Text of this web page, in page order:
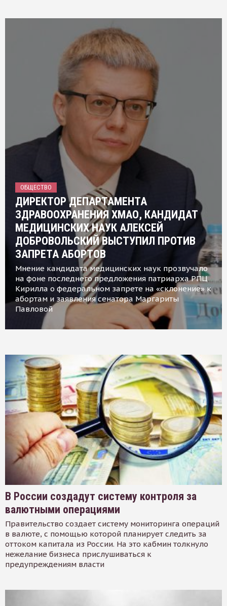
ОБЩЕСТВО
ДИРЕКТОР ДЕПАРТАМЕНТА
ЗДРАВООХРАНЕНИЯ ХМАО, КАНДИДАТ
МЕДИЦИНСКИХ НАУК АЛЕКСЕЙ
ДОБРОВОЛЬСКИЙ ВЫСТУПИЛ ПРОТИВ
ЗАПРЕТА АБОРТОВ
Мнение кандидата медицинских наук прозвучало
на фоне последнего предложения патриарха РПЦ
Кирилла о федеральном запрете на «склонение» к
абортам и заявления сенатора Маргариты
Павловой
В России создадут систему контроля за
валютными операциями
Правительство создает систему мониторинга операций
в валюте, с помощью которой планирует следить за
оттоком капитала из России. На это кабмин толкнуло
нежелание бизнеса прислушиваться к
предупреждениям власти